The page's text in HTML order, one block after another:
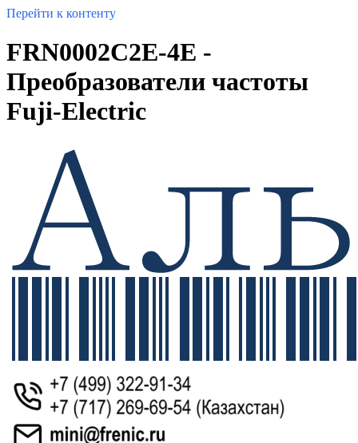
Перейти к контенту
FRN0002C2E-4E -
Преобразователи частоты
Fuji-Electric